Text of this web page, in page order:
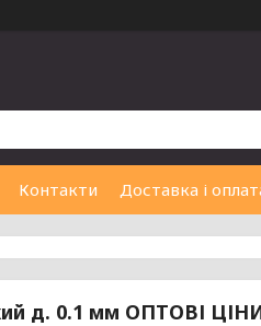
Контакти Доставка і
д. 0.1 мм ОПТОВІ ЦІНИ